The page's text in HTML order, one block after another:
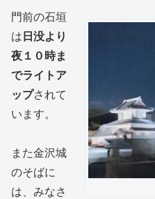
門前の石垣
は 日没より
夜１０時ま
でライトア
ップされて
います。
また金沢城
のそばに
は、みなさ